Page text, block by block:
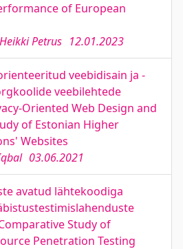
of European
Petrus 12.01.2023
veebidisain ja -
veebilehtede
Oriented Web Design and
of Estonian Higher
Websites
03.06.2021
avatud lähtekoodiga
Study of
Penetration Testing